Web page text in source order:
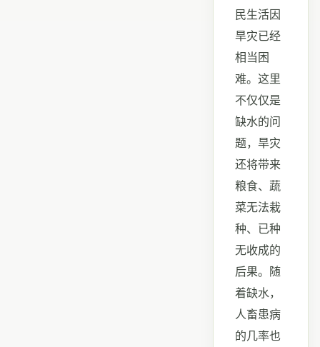
民生活因
旱灾已经
相当困
难。这里
不仅仅是
缺水的问
题，旱灾
还将带来
粮食、蔬
菜无法栽
种、已种
无收成的
后果。随
着缺水，
人畜患病
的几率也